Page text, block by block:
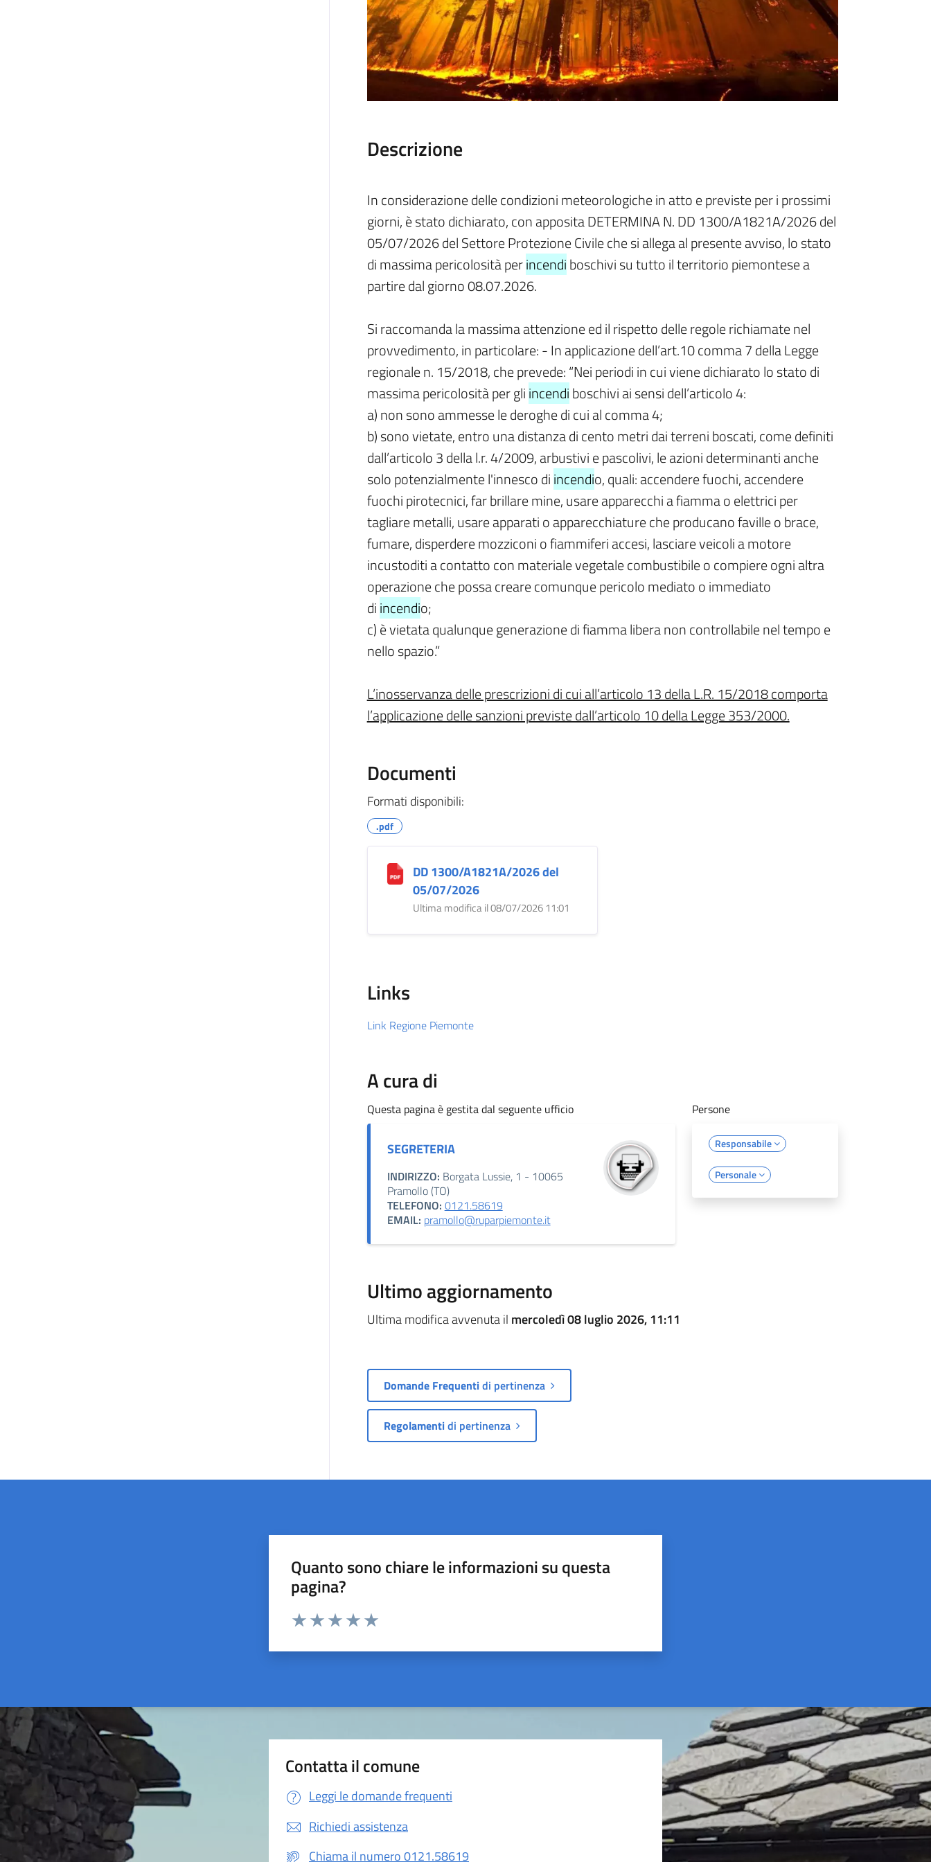
Descrizione
In considerazione delle condizioni meteorologiche in atto e previste per i prossimi
giorni, è stato dichiarato, con apposita DETERMINA N. DD 1300/A1821A/2026 del
05/07/2026 del Settore Protezione Civile che si allega al presente avviso, lo stato
di massima pericolosità perincendiboschivi su tutto il territorio piemontese a
partire dal giorno 08.07.2026.
Si raccomanda la massima attenzione ed il rispetto delle regole richiamate nel
provvedimento, in particolare: - In applicazione dell’art.10 comma 7 della Legge
regionale n. 15/2018, che prevede: “Nei periodi in cui viene dichiarato lo stato di
massima pericolosità per gliincendiboschivi ai sensi dell’articolo 4:
a) non sono ammesse le deroghe di cui al comma 4;
b) sono vietate, entro una distanza di cento metri dai terreni boscati, come definiti
dall’articolo 3 della l.r. 4/2009, arbustivi e pascolivi, le azioni determinanti anche
solo potenzialmente l'innesco diincendio, quali: accendere fuochi, accendere
fuochi pirotecnici, far brillare mine, usare apparecchi a fiamma o elettrici per
tagliare metalli, usare apparati o apparecchiature che producano faville o brace,
fumare, disperdere mozziconi o fiammiferi accesi, lasciare veicoli a motore
incustoditi a contatto con materiale vegetale combustibile o compiere ogni altra
operazione che possa creare comunque pericolo mediato o immediato
diincendio;
c) è vietata qualunque generazione di fiamma libera non controllabile nel tempo e
nello spazio.”
L’inosservanza delle prescrizioni di cui all’articolo 13 della L.R. 15/2018 comporta
l’applicazione delle sanzioni previste dall’articolo 10 della Legge 353/2000.
Documenti
Formati disponibili:
.pdf
DD 1300/A1821A/2026 del
05/07/2026
Ultima modifica il 08/07/2026 11:01
Links
Link Regione Piemonte
A cura di
Questa pagina è gestita dal seguente ufficio
SEGRETERIA
INDIRIZZO: Borgata Lussie, 1 - 10065
Pramollo (TO)
TELEFONO: 0121.58619
EMAIL: pramollo@ruparpiemonte.it
Persone
Responsabile
Personale
Ultimo aggiornamento
Ultima modifica avvenuta il mercoledì 08 luglio 2026, 11:11
Domande Frequentidi pertinenza
Regolamentidi pertinenza
Quanto sono chiare le informazioni su questa
pagina?
Valuta da 1 a 5 stelle la pagina
Contatta il comune
Leggi le domande frequenti
Richiedi assistenza
Chiama il numero 0121.58619